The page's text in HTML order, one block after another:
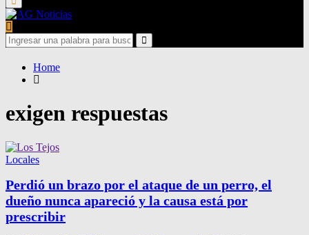
Menu
Search
for:
Search
Home
exigen respuestas
Locales
Perdió un brazo por el ataque de un perro, el
dueño nunca apareció y la causa está por
prescribir